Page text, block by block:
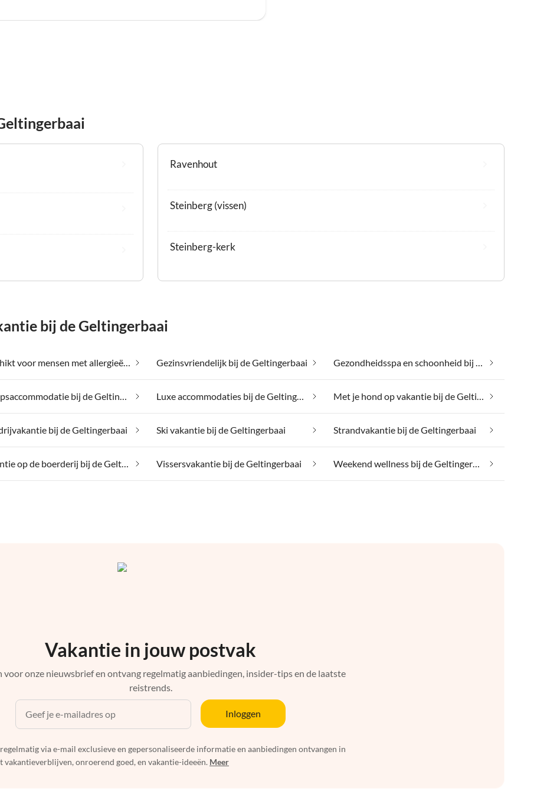
Ravenhout
Steinberg (vissen)
Steinberg-kerk
bij de Geltingerbaai
Geschikt voor mensen met allergieën bij de Geltingerbaai Gezinsvriendelijk bij de Geltingerbaai Gezondheidsspa en schoonheid bij de Geltingerbaai
Groepsaccommodatie bij de Geltingerbaai Luxe accommodaties bij de Geltingerbaai Met je hond op vakantie bij de Geltingerbaai
bij de Geltingerbaai Ski vakantie bij de Geltingerbaai Strandvakantie bij de Geltingerbaai
Vakantie op de boerderij bij de Geltingerbaai Vissersvakantie bij de Geltingerbaai Weekend wellness bij de Geltingerbaai
Vakantie in jouw postvak
voor onze nieuwsbrief en ontvang regelmatig aanbiedingen, insider-tips en de laatste
reistrends.
Inloggen
via e-mail exclusieve en gepersonaliseerde informatie en aanbiedingen ontvangen in
vakantieverblijven, onroerend goed, en vakantie-ideeën. Meer